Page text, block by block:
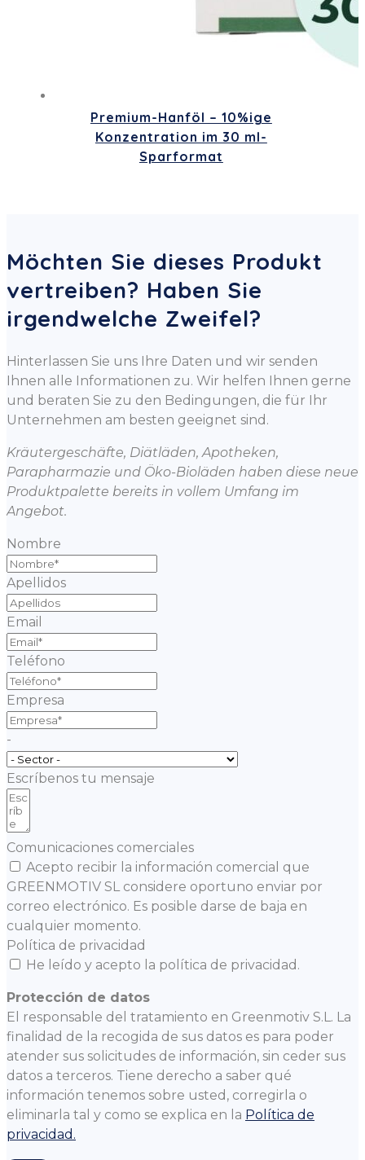
Premium-Hanföl – 10%ige
Konzentration im 30 ml-
Sparformat
Möchten Sie dieses Produkt
vertreiben? Haben Sie
irgendwelche Zweifel?
Hinterlassen Sie uns Ihre Daten und wir senden
Ihnen alle Informationen zu. Wir helfen Ihnen gerne
und beraten Sie zu den Bedingungen, die für Ihr
Unternehmen am besten geeignet sind.
Kräutergeschäfte, Diätläden, Apotheken,
Parapharmazie und Öko-Bioläden haben diese neue
Produktpalette bereits in vollem Umfang im
Angebot.
Nombre
Apellidos
Email
Teléfono
Empresa
-
Escríbenos tu mensaje
Comunicaciones comerciales
Acepto recibir la información comercial que
GREENMOTIV SL considere oportuno enviar por
correo electrónico. Es posible darse de baja en
cualquier momento.
Política de privacidad
He leído y acepto la política de privacidad.
Protección de datos
El responsable del tratamiento en Greenmotiv S.L. La
finalidad de la recogida de sus datos es para poder
atender sus solicitudes de información, sin ceder sus
datos a terceros. Tiene derecho a saber qué
información tenemos sobre usted, corregirla o
eliminarla tal y como se explica en la Política de
privacidad.